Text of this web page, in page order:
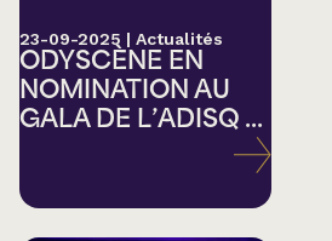
23-09-2025 | Actualités
ODYSCÈNE EN
NOMINATION AU
GALA DE L’ADISQ ...